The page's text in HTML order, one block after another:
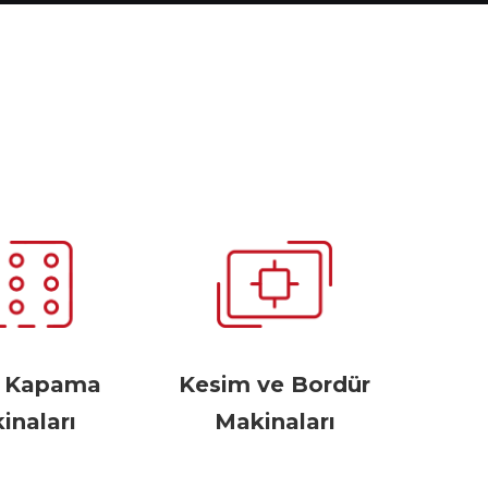
Kesim ve Bordür
Makinaları